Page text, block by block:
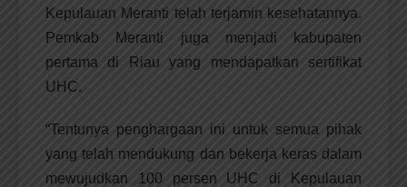
Kepulauan Meranti telah terjamin kesehatannya.
Pemkab Meranti juga menjadi kabupaten
pertama di Riau yang mendapatkan sertifikat
UHC.
“Tentunya penghargaan ini untuk semua pihak
yang telah mendukung dan bekerja keras dalam
mewujudkan 100 persen UHC di Kepulauan